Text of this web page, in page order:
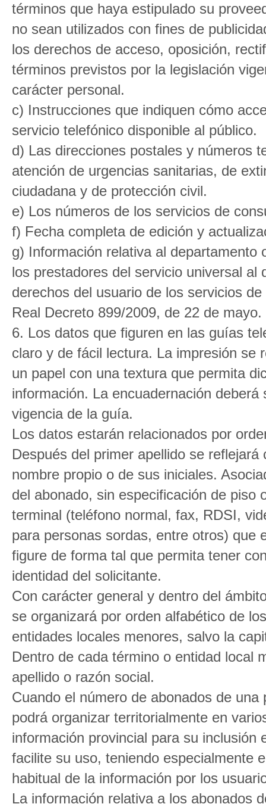
términos que haya estipulado su
no sean utilizados con fines de
los derechos de acceso, oposición,
términos previstos por la legislación
carácter personal.
c) Instrucciones que indiquen cómo
servicio telefónico disponible al público.
d) Las direcciones postales y números
atención de urgencias sanitarias, de
ciudadana y de protección civil.
e) Los números de los servicios de
f) Fecha completa de edición y
g) Información relativa al departamento
los prestadores del servicio universal
derechos del usuario de los servicios
Real Decreto 899/2009, de 22 de mayo.
6. Los datos que figuren en las guías
claro y de fácil lectura. La impresión se
un papel con una textura que permita
información. La encuadernación
vigencia de la guía.
Los datos estarán relacionados por
Después del primer apellido se
nombre propio o de sus iniciales.
del abonado, sin especificación de piso
terminal (teléfono normal, fax, RDSI,
para personas sordas, entre otros) que
figure de forma tal que permita tener
identidad del solicitante.
Con carácter general y dentro del
se organizará por orden alfabético de
entidades locales menores, salvo la
Dentro de cada término o entidad local
apellido o razón social.
Cuando el número de abonados de
podrá organizar territorialmente en
información provincial para su
facilite su uso, teniendo especialmente
habitual de la información por los
La información relativa a los abonados